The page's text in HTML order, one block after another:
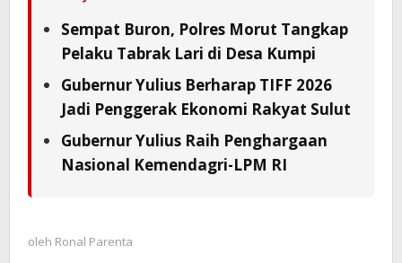
Sempat Buron, Polres Morut Tangkap
Pelaku Tabrak Lari di Desa Kumpi
Gubernur Yulius Berharap TIFF 2026
Jadi Penggerak Ekonomi Rakyat Sulut
Gubernur Yulius Raih Penghargaan
Nasional Kemendagri-LPM RI
oleh Ronal Parenta